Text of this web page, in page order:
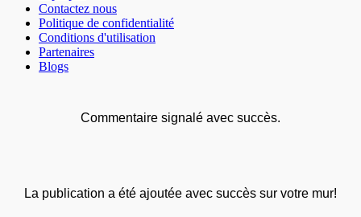
Contactez nous
Politique de confidentialité
Conditions d'utilisation
Partenaires
Blogs
Commentaire signalé avec succès.
La publication a été ajoutée avec succès sur votre mur!